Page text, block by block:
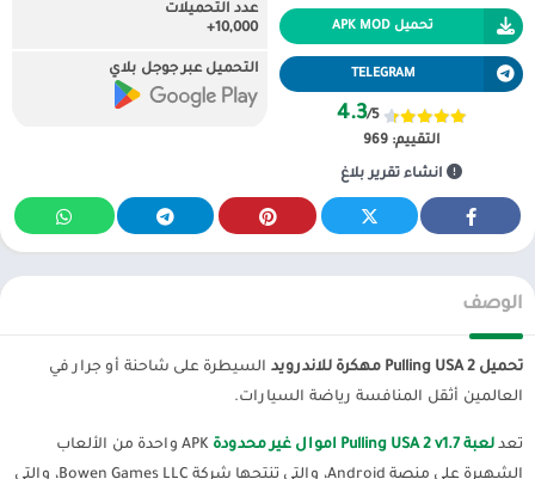
تحميل APK MOD
TELEGRAM
4.3/5
التقييم: 969
انشاء تقرير بلاغ
عدد التحميلات
10,000+
التحميل عبر جوجل بلاي
الوصف
تحميل Pulling USA 2 مهكرة للاندرويد
السيطرة على شاحنة أو جرار في
العالمين أثقل المنافسة رياضة السيارات.
تعد لعبة Pulling USA 2 v1.7 اموال غير محدودة
APK واحدة من الألعاب
الشهيرة على منصة Android، والتي تنتجها شركة Bowen Games LLC، والتي